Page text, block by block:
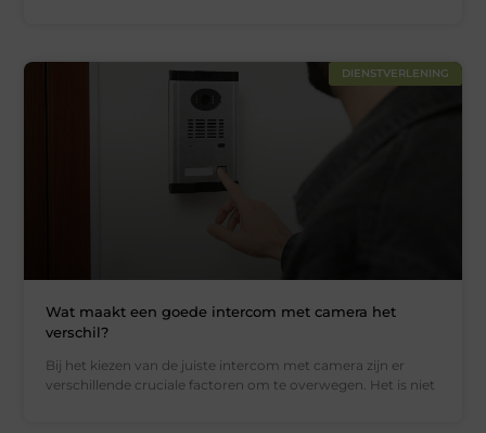
DIENSTVERLENING
Wat maakt een goede intercom met camera het
verschil?
Bij het kiezen van de juiste intercom met camera zijn er
verschillende cruciale factoren om te overwegen. Het is niet